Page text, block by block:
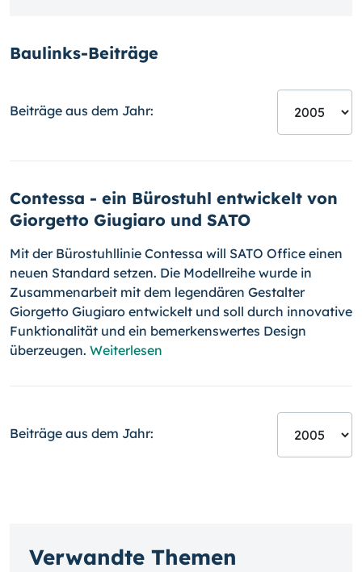
Baulinks-Beiträge
Beiträge aus dem Jahr:
Contessa - ein Bürostuhl entwickelt von
Giorgetto Giugiaro und SATO
Mit der Bürostuhllinie Contessa will SATO Office einen
neuen Standard setzen. Die Modellreihe wurde in
Zusammenarbeit mit dem legendären Gestalter
Giorgetto Giugiaro entwickelt und soll durch innovative
Funktionalität und ein bemerkenswertes Design
überzeugen. Weiterlesen
Beiträge aus dem Jahr:
Verwandte Themen